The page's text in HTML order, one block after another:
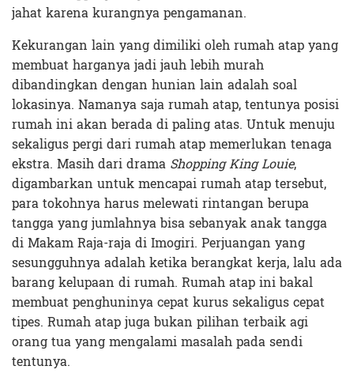
jahat karena kurangnya pengamanan.
Kekurangan lain yang dimiliki oleh rumah atap yang
membuat harganya jadi jauh lebih murah
dibandingkan dengan hunian lain adalah soal
lokasinya. Namanya saja rumah atap, tentunya posisi
rumah ini akan berada di paling atas. Untuk menuju
sekaligus pergi dari rumah atap memerlukan tenaga
ekstra. Masih dari drama Shopping King Louie,
digambarkan untuk mencapai rumah atap tersebut,
para tokohnya harus melewati rintangan berupa
tangga yang jumlahnya bisa sebanyak anak tangga
di Makam Raja-raja di Imogiri. Perjuangan yang
sesungguhnya adalah ketika berangkat kerja, lalu ada
barang kelupaan di rumah. Rumah atap ini bakal
membuat penghuninya cepat kurus sekaligus cepat
tipes. Rumah atap juga bukan pilihan terbaik agi
orang tua yang mengalami masalah pada sendi
tentunya.